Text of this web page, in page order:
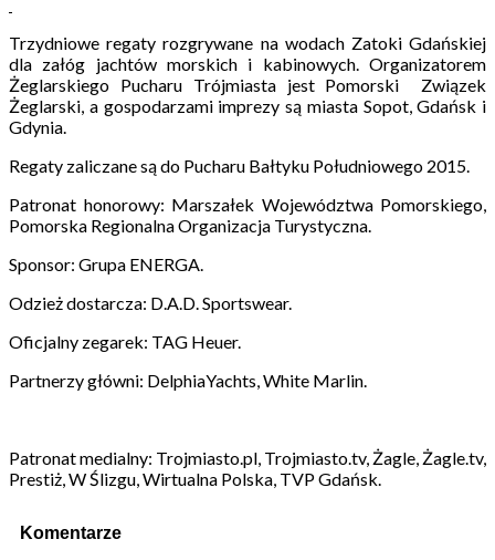
Trzydniowe regaty rozgrywane na wodach Zatoki Gdańskiej
dla załóg jachtów morskich i kabinowych. Organizatorem
Żeglarskiego Pucharu Trójmiasta jest Pomorski Związek
Żeglarski, a gospodarzami imprezy są miasta Sopot, Gdańsk i
Gdynia.
Regaty zaliczane są do Pucharu Bałtyku Południowego 2015.
Patronat honorowy: Marszałek Województwa Pomorskiego,
Pomorska Regionalna Organizacja Turystyczna.
Sponsor: Grupa ENERGA.
Odzież dostarcza: D.A.D. Sportswear.
Oficjalny zegarek: TAG Heuer.
Partnerzy główni: DelphiaYachts, White Marlin.
Patronat medialny: Trojmiasto.pl, Trojmiasto.tv, Żagle, Żagle.tv,
Prestiż, W Ślizgu, Wirtualna Polska, TVP Gdańsk.
Komentarze